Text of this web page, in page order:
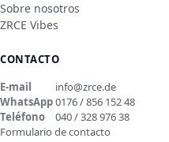
Sobre nosotros
ZRCE Vibes
CONTACTO
E-mail
info@zrce.de
WhatsApp0176 / 856 152 48
Teléfono
040 / 328 976 38
Formulario de contacto